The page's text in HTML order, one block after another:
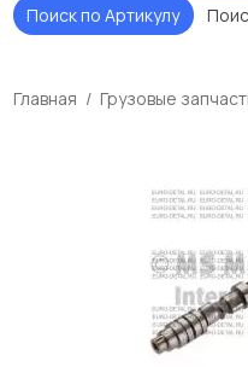
Поиск по Артикулу
Главная Грузовые